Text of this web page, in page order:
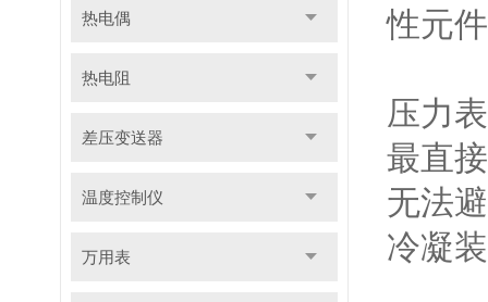
热电偶
热电阻
差压变送器
温度控制仪
万用表
性元
压力
最直
无法
冷凝